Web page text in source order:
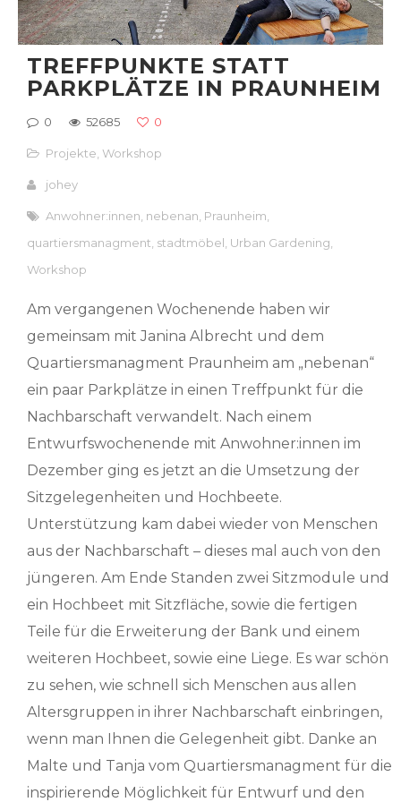
TREFFPUNKTE STATT
PARKPLÄTZE IN PRAUNHEIM
0 52685 0
Projekte ,Workshop
johey
Anwohner:innen nebenan Praunheim
quartiersmanagment stadtmöbel Urban Gardening
Workshop
Am vergangenen Wochenende haben wir
gemeinsam mit Janina Albrecht und dem
Quartiersmanagment Praunheim am „nebenan“
ein paar Parkplätze in einen Treffpunkt für die
Nachbarschaft verwandelt. Nach einem
Entwurfswochenende mit Anwohner:innen im
Dezember ging es jetzt an die Umsetzung der
Sitzgelegenheiten und Hochbeete.
Unterstützung kam dabei wieder von Menschen
aus der Nachbarschaft – dieses mal auch von den
jüngeren. Am Ende Standen zwei Sitzmodule und
ein Hochbeet mit Sitzfläche, sowie die fertigen
Teile für die Erweiterung der Bank und einem
weiteren Hochbeet, sowie eine Liege. Es war schön
zu sehen, wie schnell sich Menschen aus allen
Altersgruppen in ihrer Nachbarschaft einbringen,
wenn man Ihnen die Gelegenheit gibt. Danke an
Malte und Tanja vom Quartiersmanagment für die
inspirierende Möglichkeit für Entwurf und den